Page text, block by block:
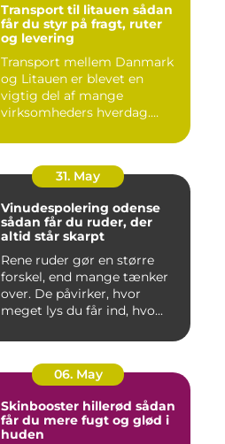
Transport til litauen sådan
får du styr på fragt, ruter
og levering
Transport mellem Danmark
og Litauen er blevet en
vigtig del af mange
virksomheders hverdag.
31. May
Vinudespolering odense
sådan får du ruder, der
altid står skarpt
Rene ruder gør en større
forskel, end mange tænker
over. De påvirker, hvor
meget lys du får ind, hvo...
06. May
Skinbooster hillerød sådan
får du mere fugt og glød i
huden